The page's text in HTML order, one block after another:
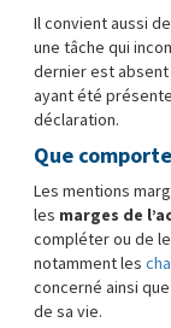
Il convient aussi
une tâche qui
dernier est
ayant été
déclaration.
Que
Les mentions
les marges de
compléter ou de
notamment les
concerné ainsi
de sa vie.